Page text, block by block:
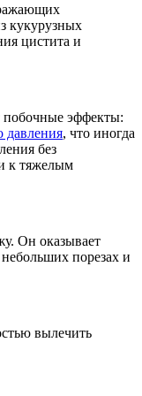
кукурузных
цистита и
побочные эффекты:
давления, что иногда
без
к тяжелым
Он оказывает
порезах и
вылечить